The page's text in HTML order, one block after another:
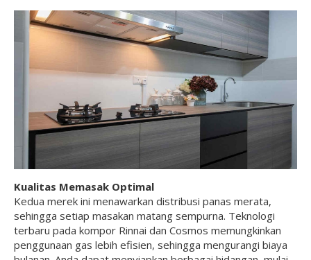
Kualitas Memasak Optimal
Kedua merek ini menawarkan distribusi panas merata,
sehingga setiap masakan matang sempurna. Teknologi
terbaru pada kompor Rinnai dan Cosmos memungkinkan
penggunaan gas lebih efisien, sehingga mengurangi biaya